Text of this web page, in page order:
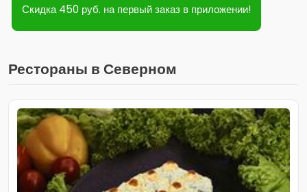
Скидка 450 руб. на первый заказ в приложении!
Рестораны в Северном